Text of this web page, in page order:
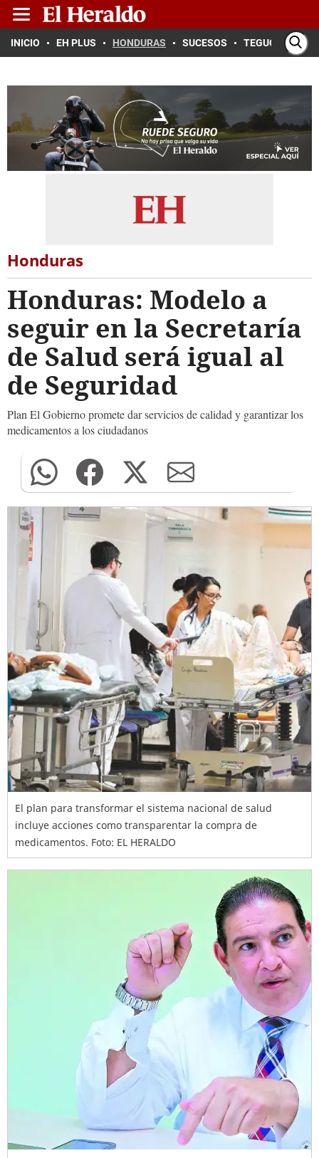
INICIO EH PLUS HONDURAS SUCESOS TEGUCIGALPA
Honduras
Honduras: Modelo a
seguir en la Secretaría
de Salud será igual al
de Seguridad
Plan El Gobierno promete dar servicios de calidad y garantizar los
medicamentos a los ciudadanos
El plan para transformar el sistema nacional de salud
incluye acciones como transparentar la compra de
medicamentos. Foto: EL HERALDO